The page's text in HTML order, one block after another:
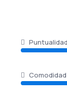
Puntualidad